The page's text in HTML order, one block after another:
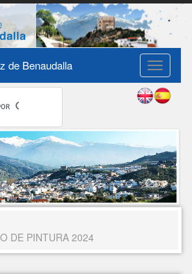
Toggle
de Benaudalla
DE PINTURA 2024